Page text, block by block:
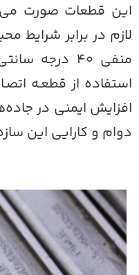
قطعات صورت
در برابر شرایط
منفی ۴۰ درجه
از قطعـه
ایمنی در
و کارایی این